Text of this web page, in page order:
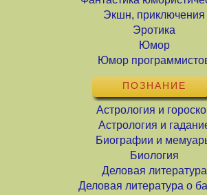
Экшн, приключения
Эротика
Юмор
Юмор
ПОЗНАНИЕ
Астрология и
Астрология и
Биографии и
Биология
Деловая литература
Деловая литература о